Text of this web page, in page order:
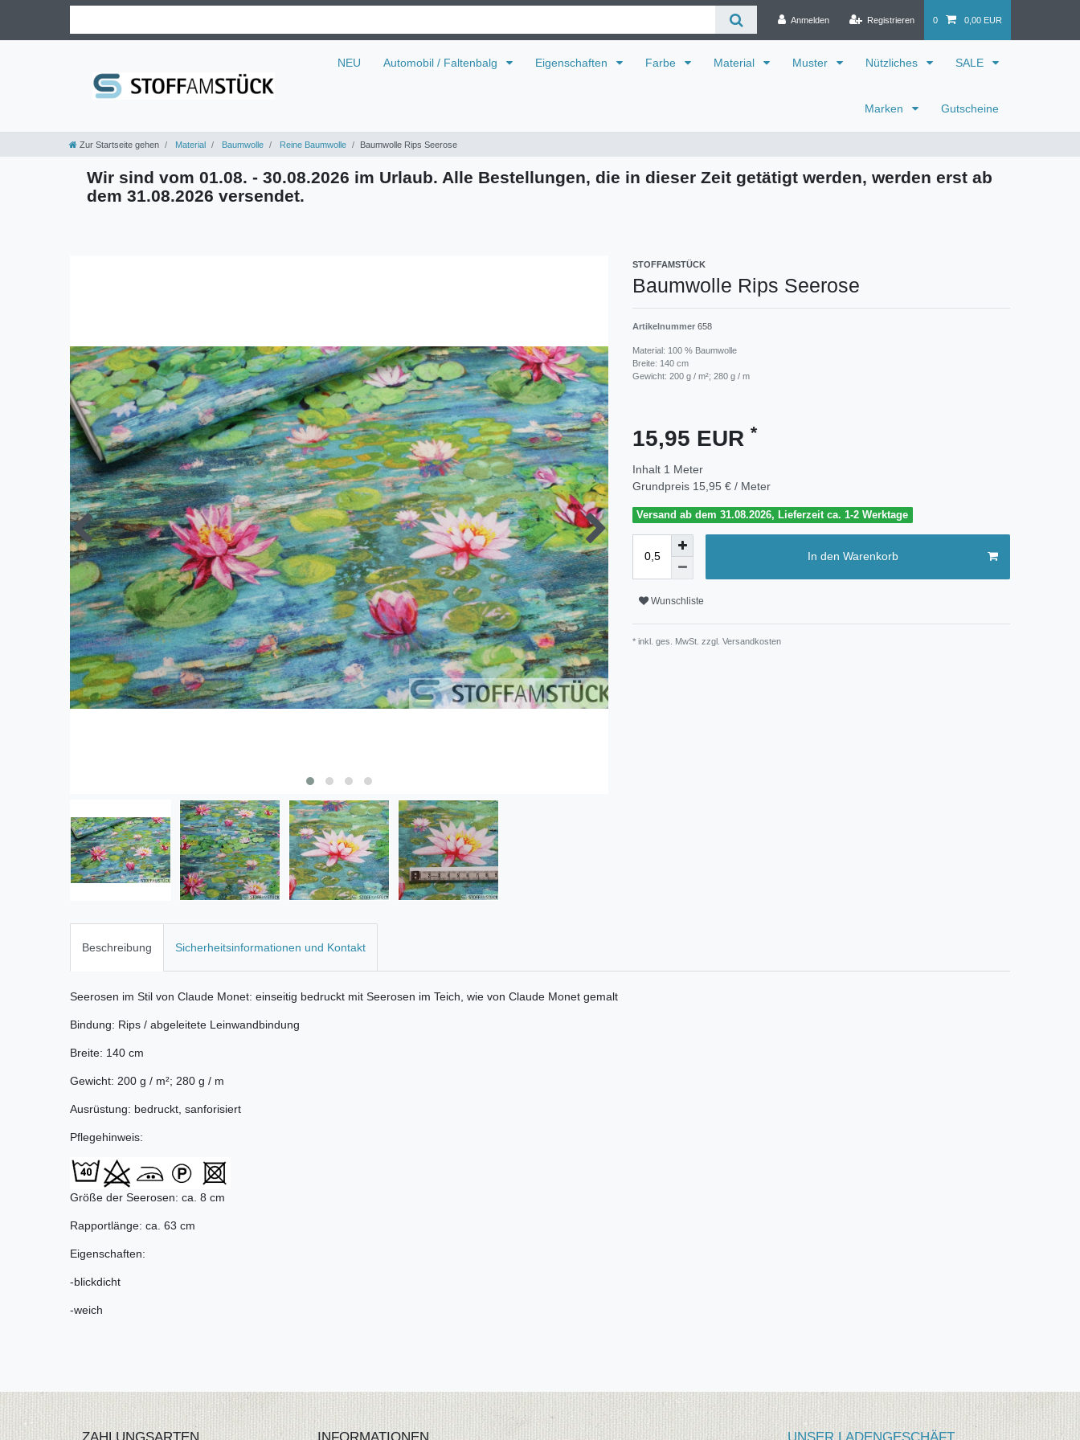
Anmelden Registrieren 0 0,00 EUR
NEU Automobil / Faltenbalg Eigenschaften Farbe Material Muster Nützliches SALE
Marken Gutscheine
Zur Startseite gehen Material Baumwolle Reine Baumwolle Baumwolle Rips Seerose
Wir sind vom 01.08. - 30.08.2026 im Urlaub. Alle Bestellungen, die in dieser Zeit getätigt werden, werden erst ab
dem 31.08.2026 versendet.
STOFFAMSTÜCK
Baumwolle Rips Seerose
Artikelnummer 658
Material: 100 % Baumwolle
Breite: 140 cm
Gewicht: 200 g / m²; 280 g / m
15,95 EUR *
Inhalt 1 Meter
Grundpreis 15,95 € / Meter
Versand ab dem 31.08.2026, Lieferzeit ca. 1-2 Werktage
In den Warenkorb
Wunschliste
* inkl. ges. MwSt. zzgl. Versandkosten
Beschreibung Sicherheitsinformationen und Kontakt
Seerosen im Stil von Claude Monet: einseitig bedruckt mit Seerosen im Teich, wie von Claude Monet gemalt
Bindung: Rips / abgeleitete Leinwandbindung
Breite: 140 cm
Gewicht: 200 g / m²; 280 g / m
Ausrüstung: bedruckt, sanforisiert
Pflegehinweis:
Größe der Seerosen: ca. 8 cm
Rapportlänge: ca. 63 cm
Eigenschaften:
-blickdicht
-weich